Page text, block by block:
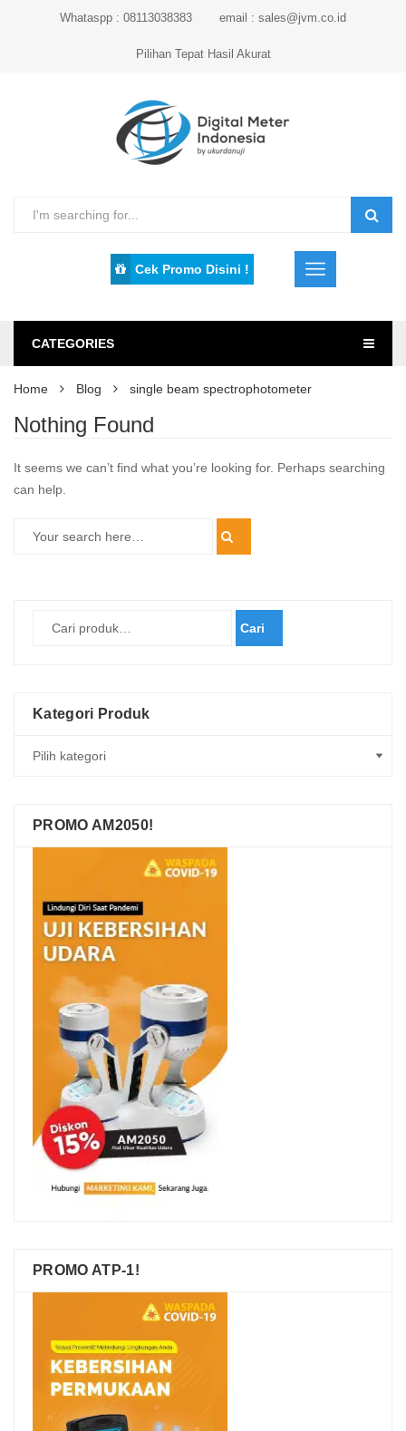
Whataspp : 08113038383 email : sales@jvm.co.id
Pilihan Tepat Hasil Akurat
Cek Promo Disini !
CATEGORIES
Home Blog single beam spectrophotometer
Nothing Found
It seems we can’t find what you’re looking for. Perhaps searching
can help.
Cari
Kategori Produk
PROMO AM2050!
PROMO ATP-1!